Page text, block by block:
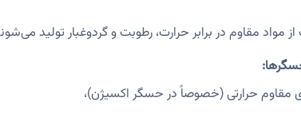
مواد مقاوم در برابر حرارت، رطوبت و گردوغبار تولید
مقاوم حرارتی (خصوصاً در حسگر اکسیژن)،